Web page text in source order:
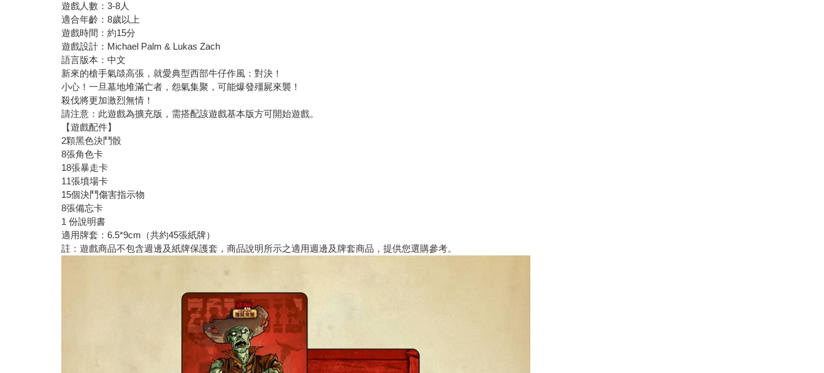
遊戲人數：3-8人
適合年齡：8歲以上
遊戲時間：約15分
遊戲設計：Michael Palm & Lukas Zach
語言版本：中文
新來的槍手氣燄高張，就愛典型西部牛仔作風：對決！
小心！一旦墓地堆滿亡者，怨氣集聚，可能爆發殭屍來襲！
殺伐將更加激烈無情！
請注意：此遊戲為擴充版，需搭配該遊戲基本版方可開始遊戲。
【遊戲配件】
2顆黑色決鬥骰
8張角色卡
18張暴走卡
11張墳場卡
15個決鬥傷害指示物
8張備忘卡
1 份說明書
適用牌套：6.5*9cm（共約45張紙牌）
註：遊戲商品不包含週邊及紙牌保護套，商品說明所示之適用週邊及牌套商品，提供您選購參考。